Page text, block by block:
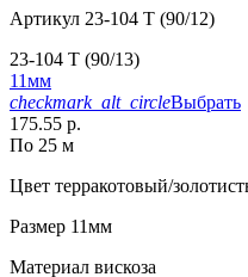
Артикул 23-104 T (90/12)
23-104 T (90/13)
11мм
checkmark_alt_circleВыбрать
175.55 р.
По 25 м
Цвет терракотовый/
Размер 11мм
Материал вискоза